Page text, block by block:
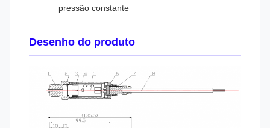
pressão constante
Desenho do produto